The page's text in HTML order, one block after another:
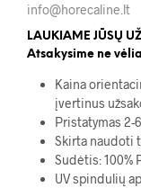
info@horecaline.lt
LAUKIAME JŪSŲ
Atsakysime ne
Kaina
įvertinus
Pristatymas 2-
Skirta naudoti
Sudėtis: 100%
UV spindulių